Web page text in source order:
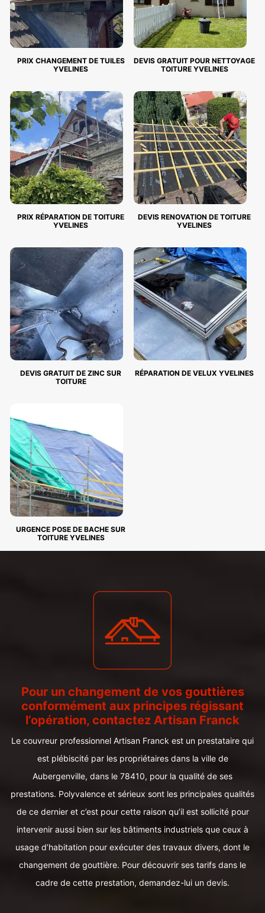
PRIX CHANGEMENT DE TUILES
YVELINES
DEVIS GRATUIT POUR NETTOYAGE
TOITURE YVELINES
PRIX RÉPARATION DE TOITURE
YVELINES
DEVIS RENOVATION DE TOITURE
YVELINES
DEVIS GRATUIT DE ZINC SUR
TOITURE
RÉPARATION DE VELUX YVELINES
URGENCE POSE DE BACHE SUR
TOITURE YVELINES
Pour un changement de vos gouttières
conformément aux principes régissant
l’opération, contactez Artisan Franck
Le couvreur professionnel Artisan Franck est un prestataire qui
est plébiscité par les propriétaires dans la ville de
Aubergenville, dans le 78410, pour la qualité de ses
prestations. Polyvalence et sérieux sont les principales qualités
de ce dernier et c’est pour cette raison qu’il est sollicité pour
intervenir aussi bien sur les bâtiments industriels que ceux à
usage d’habitation pour exécuter des travaux divers, dont le
changement de gouttière. Pour découvrir ses tarifs dans le
cadre de cette prestation, demandez-lui un devis.